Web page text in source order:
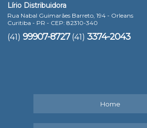
Lírio Distribuidora
Rua Nabal Guimarães Barreto, 194 - Orleans
Curitiba - PR - CEP: 82310-340
(41) 99907-8727 (41) 3374-2043
Home